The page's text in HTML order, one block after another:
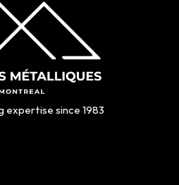
expertise since 1983